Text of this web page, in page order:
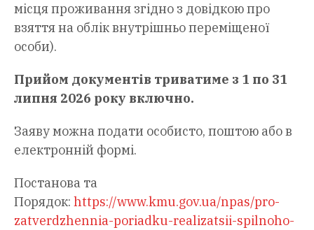
місця проживання згідно з довідкою про
взяття на облік внутрішньо переміщеної
особи).
Прийом документів триватиме з 1 по 31
липня 2026 року включно.
Заяву можна подати особисто, поштою або в
електронній формі.
Постанова та
Порядок: https://www.kmu.gov.ua/npas/pro-
zatverdzhennia-poriadku-realizatsii-spilnoho-